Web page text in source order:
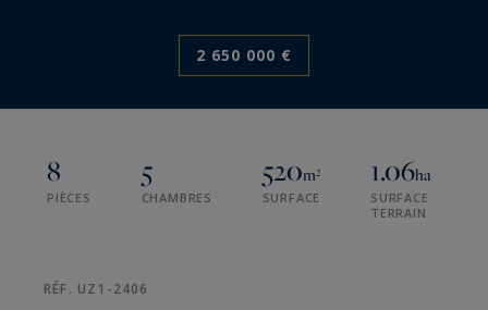
2 650 000 €
8
PIÈCES
5
CHAMBRES
520m²
SURFACE
1.06ha
SURFACE
TERRAIN
RÉF. UZ1-2406